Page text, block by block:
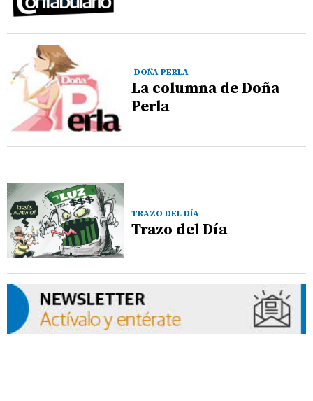
DOÑA PERLA
La columna de Doña
Perla
TRAZO DEL DÍA
Trazo del Día